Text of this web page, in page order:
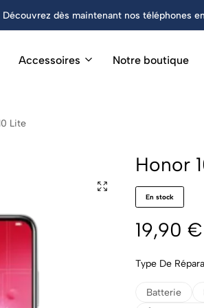
Découvrez dès maintenant nos téléphones
Accessoires Notre boutique
Lite
Honor
En stock
19,90 €
Type De
Batterie